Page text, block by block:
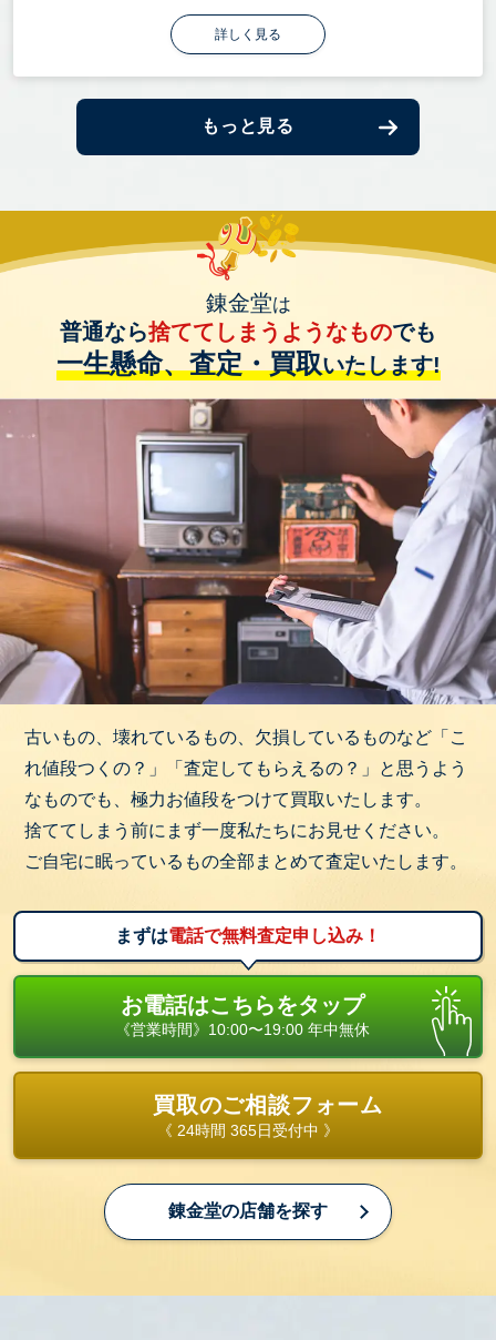
詳しく見る
もっと見る
錬金堂は
普通なら捨ててしまうようなものでも
一生懸命、査定・買取いたします!
古いもの、壊れているもの、欠損しているものなど「こ
れ値段つくの？」「査定してもらえるの？」と思うよう
なものでも、極力お値段をつけて買取いたします。
捨ててしまう前にまず一度私たちにお見せください。
ご自宅に眠っているもの全部まとめて査定いたします。
まずは電話で無料査定申し込み！
お電話はこちらをタップ
《営業時間》10:00〜19:00 年中無休
買取のご相談フォーム
《 24時間 365日受付中 》
錬金堂の店舗を探す